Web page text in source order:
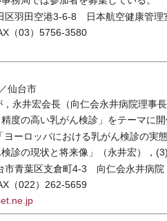
羽田空港3-6-8 日本航空健康管理
（03）5756-3580
仙台市
永井宏会長（向仁会永井病院理事
度の高い乳がん検診」をテーマに開
ヨーロッパにおける乳がん検診の
診の現状と将来像」（永井宏），
青葉区支倉町4-3 向仁会永井病
（022）262-5659